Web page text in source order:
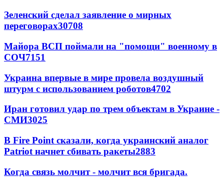
Зеленский сделал заявление о мирных
переговорах30708
Майора ВСП поймали на "помощи" военному в
СОЧ7151
Украина впервые в мире провела воздушный
штурм с использованием роботов4702
Иран готовил удар по трем объектам в Украине -
СМИ3025
В Fire Point сказали, когда украинский аналог
Patriot начнет сбивать ракеты2883
Когда связь молчит - молчит вся бригада.